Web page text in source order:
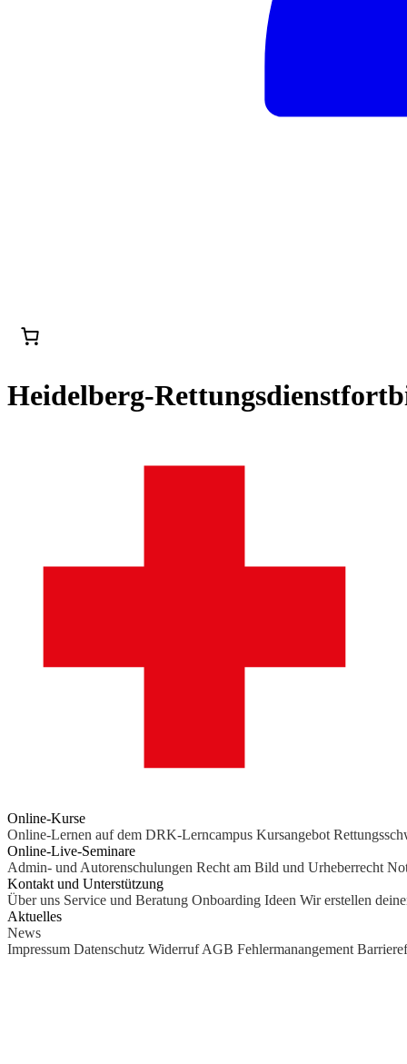
Heidelberg-
Online-Kurse
Online-Lernen auf dem DRK-Lerncampus Kursangebot
Online-Live-Seminare
Admin- und Autorenschulungen Recht am Bild und Urheberrecht
Kontakt und Unterstützung
Über uns Service und Beratung Onboarding Ideen Wir erstellen
Aktuelles
News
Impressum Datenschutz Widerruf AGB Fehlermanangement